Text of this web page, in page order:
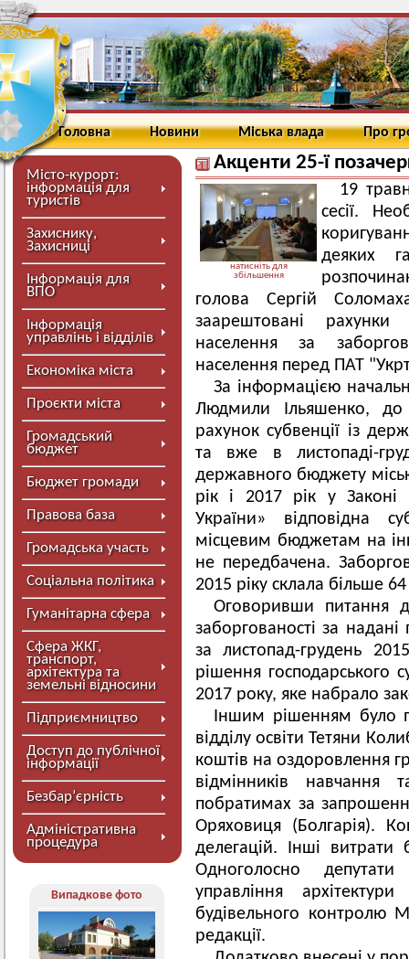
Головна Новини Міська влада Про
Місто-курорт:
інформація для
туристів
Захиснику,
Захисниці
Інформація для
ВПО
Інформація
управлінь і відділів
Економіка міста
Проєкти міста
Громадський
бюджет
Бюджет громади
Правова база
Громадська участь
Соціальна політика
Гуманітарна сфера
Сфера ЖКГ,
транспорт,
архітектура та
земельні відносини
Підприємництво
Доступ до публічної
інформації
Безбар’єрність
Адміністративна
процедура
Випадкове фото
Акценти 25-ї
натисніть для
збільшення
19
сесії.
деяких
голова Сергій
заарештовані рахунки
населення за
населення перед ПАТ
За інформацією
Людмили Ільяшенко, до
рахунок субвенції із
та вже в листопаді-
державного бюджету
рік і 2017 рік у
України» відповідна
місцевим бюджетам на
не передбачена.
2015 ріку склала більше
Оговоривши питання
заборгованості за надані
за листопад-грудень
рішення господарського
2017 року, яке набрало
Іншим рішенням було
відділу освіти Тетяни
коштів на оздоровлення
відмінників навчання
побратимах за
Оряховиця (Болгарія).
делегацій. Інші
Одноголосно
управління
будівельного контролю
редакції.